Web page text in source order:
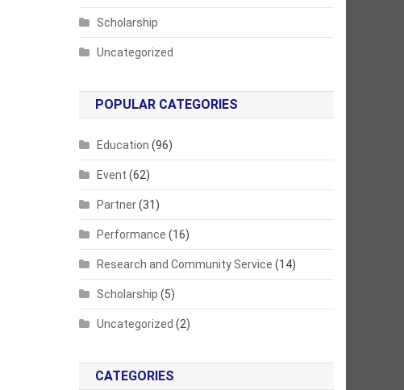
Scholarship
Uncategorized
POPULAR CATEGORIES
Education (96)
Event (62)
Partner(31)
Performance (16)
Research and Community Service (14)
Scholarship (5)
Uncategorized (2)
CATEGORIES